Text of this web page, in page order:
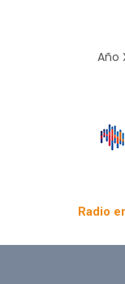
Año
Radio